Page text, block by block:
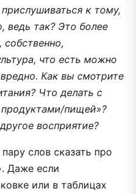
к тому,
ведь так? Это более
что есть можно
Как вы смотрите
Что делать с
пищей»?
восприятие?
слов сказать про
Даже если
или в таблицах